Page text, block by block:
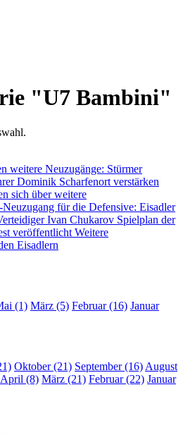
"U7 Bambini"
weitere Neuzugänge: Stürmer
Dominik Scharfenort verstärken
sich über weitere
Neuzugang für die Defensive: Eisadler
Ivan Chukarov Spielplan der
veröffentlicht Weitere
Eisadlern
(1) März (5) Februar (16) Januar
Oktober (21) September (16) August
April (8) März (21) Februar (22) Januar